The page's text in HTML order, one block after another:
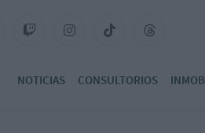
NOTICIAS CONSULTORIOS